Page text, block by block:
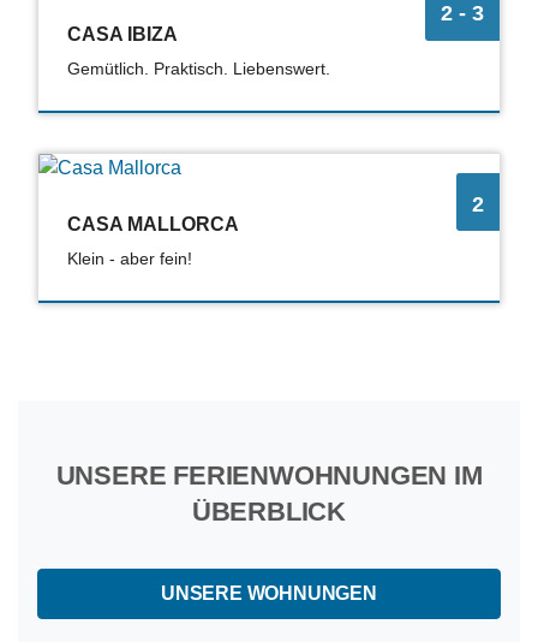
CASA IBIZA
Gemütlich. Praktisch. Liebenswert.
2 - 3
CASA MALLORCA
Klein - aber fein!
2
UNSERE FERIENWOHNUNGEN IM
ÜBERBLICK
UNSERE WOHNUNGEN